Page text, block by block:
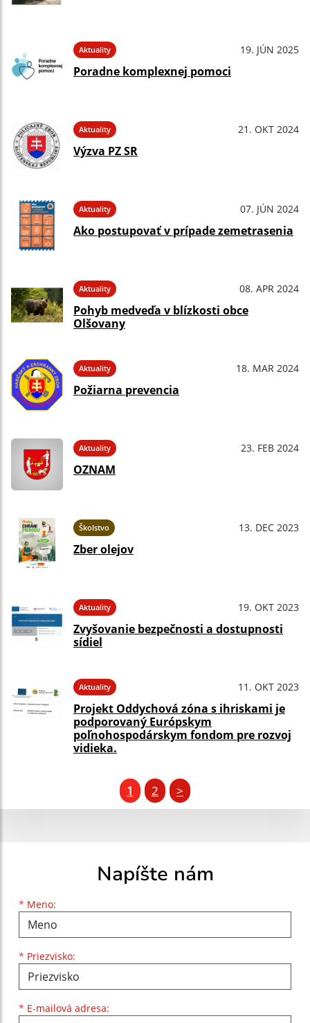
Aktuality 19. JÚN 2025
Poradne komplexnej pomoci
Aktuality 21. OKT 2024
Výzva PZ SR
Aktuality 07. JÚN 2024
Ako postupovať v prípade zemetrasenia
Aktuality 08. APR 2024
Pohyb medveďa v blízkosti obce
Olšovany
Aktuality 18. MAR 2024
Požiarna prevencia
Aktuality 23. FEB 2024
OZNAM
Školstvo 13. DEC 2023
Zber olejov
Aktuality 19. OKT 2023
Zvyšovanie bezpečnosti a dostupnosti
sídiel
Aktuality 11. OKT 2023
Projekt Oddychová zóna s ihriskami je
podporovaný Európskym
poľnohospodárskym fondom pre rozvoj
vidieka.
1 2 >
Napíšte nám
* Meno:
Meno
* Priezvisko:
Priezvisko
* E-mailová adresa:
E-mailová adresa